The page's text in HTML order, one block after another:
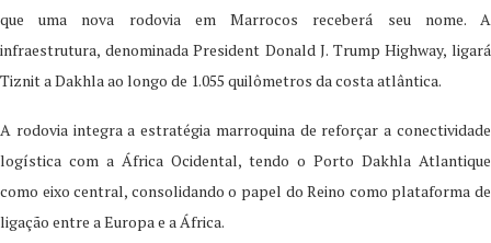
que uma nova rodovia em Marrocos receberá seu nome. A
infraestrutura, denominada President Donald J. Trump Highway, ligará
Tiznit a Dakhla ao longo de 1.055 quilômetros da costa atlântica.
A rodovia integra a estratégia marroquina de reforçar a conectividade
logística com a África Ocidental, tendo o Porto Dakhla Atlantique
como eixo central, consolidando o papel do Reino como plataforma de
ligação entre a Europa e a África.